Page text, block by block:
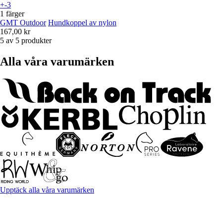
+-3
1 färger
GMT Outdoor Hundkoppel av nylon
167,00 kr
5 av 5 produkter
Alla våra varumärken
Upptäck alla våra varumärken